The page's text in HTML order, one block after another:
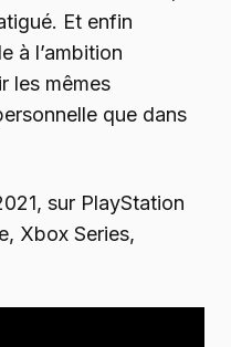
Et enfin
à l’ambition
les mêmes
que dans
sur PlayStation
Xbox Series,